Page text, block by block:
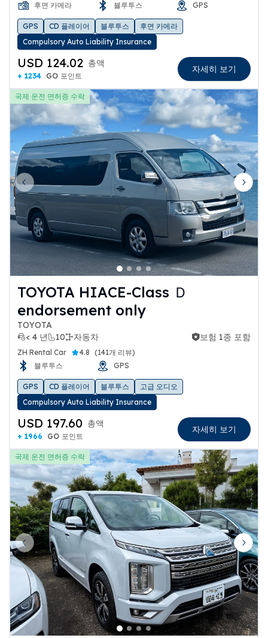
후면 카메라
블루투스 GPS
GPS CD 플레이어 블루투스
후면 카메라
Compulsory Auto Liability Insurance
USD 124.02 총액
+ 1234 GO 포인트
자세히 보기
국제 운전 면허증 수락
Previous slide Next
TOYOTA HIACE-Class Ｄ
endorsement only
TOYOTA
< 4 년
10 자동차
보험 1종 포함 보험 1종 포함
ZH Rental Car 4.8 (141개 리뷰)
블루투스
GPS
GPS CD 플레이어 블루투스
고급 오디오
Compulsory Auto Liability Insurance
USD 197.60 총액
+ 1966 GO 포인트
자세히 보기
국제 운전 면허증 수락
Previous slide Next